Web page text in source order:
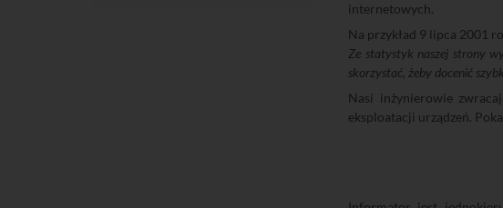
internetowych.
Na przykład 9 lipca 2001
Ze statystyk naszej strony
skorzystać, żeby docenić
Nasi inżynierowie
eksploatacji urządzeń.